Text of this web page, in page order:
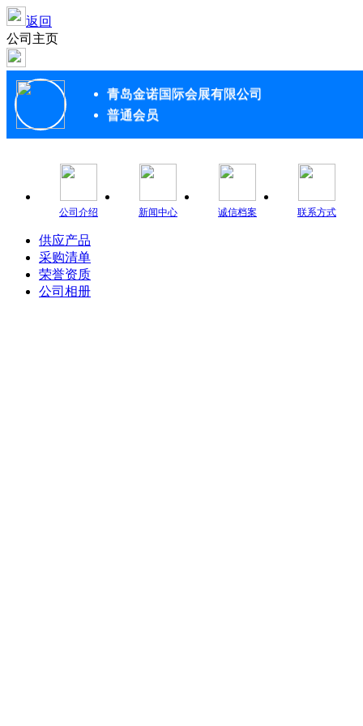
返回
公司主页
青岛金诺国际会展有限公司
普通会员
公司介绍 新闻中心 诚信档案 联系方式
供应产品
采购清单
荣誉资质
公司相册